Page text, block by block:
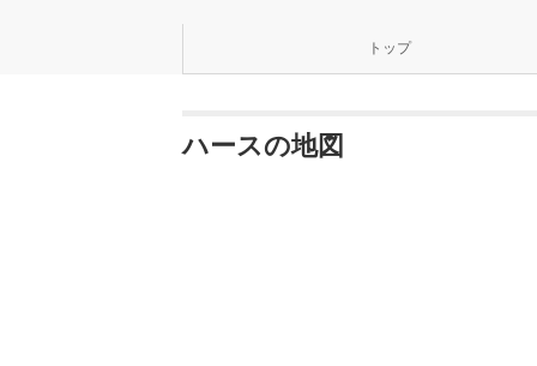
トップ
ハースの地図